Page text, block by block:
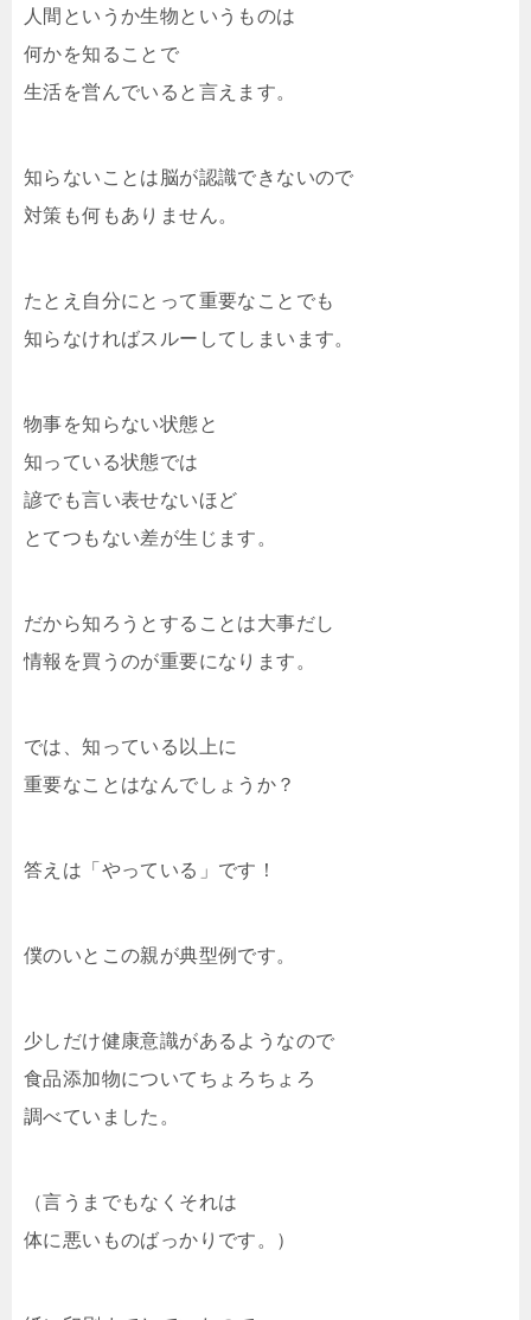
人間というか生物というものは
何かを知ることで
生活を営んでいると言えます。
知らないことは脳が認識できないので
対策も何もありません。
たとえ自分にとって重要なことでも
知らなければスルーしてしまいます。
物事を知らない状態と
知っている状態では
諺でも言い表せないほど
とてつもない差が生じます。
だから知ろうとすることは大事だし
情報を買うのが重要になります。
では、知っている以上に
重要なことはなんでしょうか？
答えは「やっている」です！
僕のいとこの親が典型例です。
少しだけ健康意識があるようなので
食品添加物についてちょろちょろ
調べていました。
（言うまでもなくそれは
体に悪いものばっかりです。）